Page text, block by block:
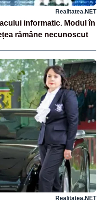
Realitatea.NET
informatic. Modul în
rămâne necunoscut
Realitatea.NET